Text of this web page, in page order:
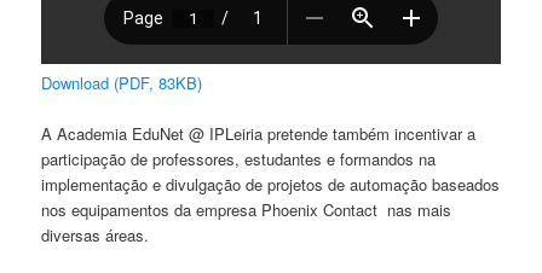
Download (PDF, 83KB)
A Academia EduNet @ IPLeiria pretende também incentivar a
participação de professores, estudantes e formandos na
implementação e divulgação de projetos de automação baseados
nos equipamentos da empresa Phoenix Contact nas mais
diversas áreas.